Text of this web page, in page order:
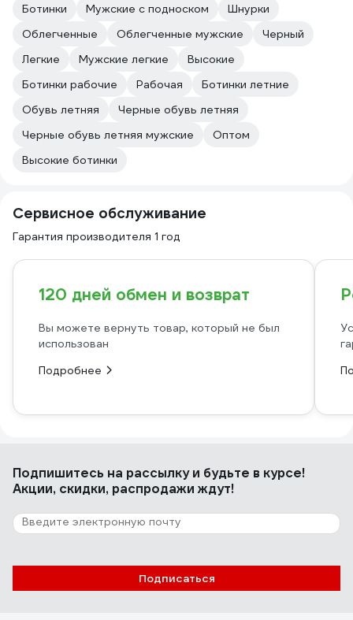
Ботинки
Мужские с подноском
Шнурки
Облегченные
Облегченные мужские
Черный
Легкие
Мужские легкие
Высокие
Ботинки рабочие
Рабочая
Ботинки летние
Обувь летняя
Черные обувь летняя
Черные обувь летняя мужские
Оптом
Высокие ботинки
Сервисное обслуживание
Гарантия производителя 1 год
120 дней обмен и возврат
Вы можете вернуть товар, который не был
использован
Подробнее
Подпишитесь на рассылкуи будьте в курсе!
Акции, скидки, распродажи ждут!
Подписаться